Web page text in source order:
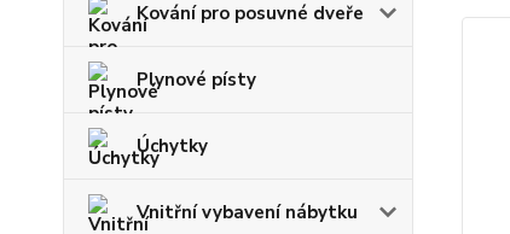
Kování pro posuvné dveře
Plynové písty
Úchytky
Vnitřní vybavení nábytku